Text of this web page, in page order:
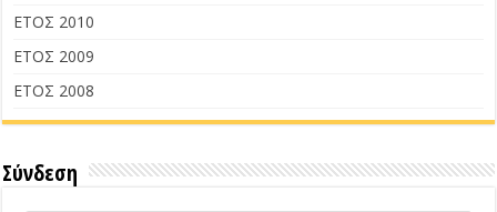
ΕΤΟΣ 2010
ΕΤΟΣ 2009
ΕΤΟΣ 2008
Σύνδεση